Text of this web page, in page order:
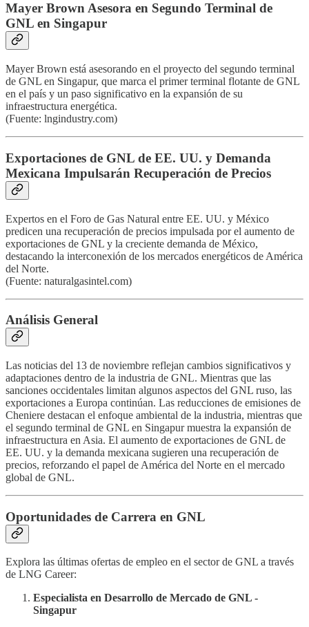
Mayer Brown Asesora en Segundo Terminal de
GNL en Singapur
Mayer Brown está asesorando en el proyecto del segundo terminal
de GNL en Singapur, que marca el primer terminal flotante de GNL
en el país y un paso significativo en la expansión de su
infraestructura energética.
(Fuente: lngindustry.com)
Exportaciones de GNL de EE. UU. y Demanda
Mexicana Impulsarán Recuperación de Precios
Expertos en el Foro de Gas Natural entre EE. UU. y México
predicen una recuperación de precios impulsada por el aumento de
exportaciones de GNL y la creciente demanda de México,
destacando la interconexión de los mercados energéticos de América
del Norte.
(Fuente: naturalgasintel.com)
Análisis General
Las noticias del 13 de noviembre reflejan cambios significativos y
adaptaciones dentro de la industria de GNL. Mientras que las
sanciones occidentales limitan algunos aspectos del GNL ruso, las
exportaciones a Europa continúan. Las reducciones de emisiones de
Cheniere destacan el enfoque ambiental de la industria, mientras que
el segundo terminal de GNL en Singapur muestra la expansión de
infraestructura en Asia. El aumento de exportaciones de GNL de
EE. UU. y la demanda mexicana sugieren una recuperación de
precios, reforzando el papel de América del Norte en el mercado
global de GNL.
Oportunidades de Carrera en GNL
Explora las últimas ofertas de empleo en el sector de GNL a través
de LNG Career:
Especialista en Desarrollo de Mercado de GNL -
Singapur